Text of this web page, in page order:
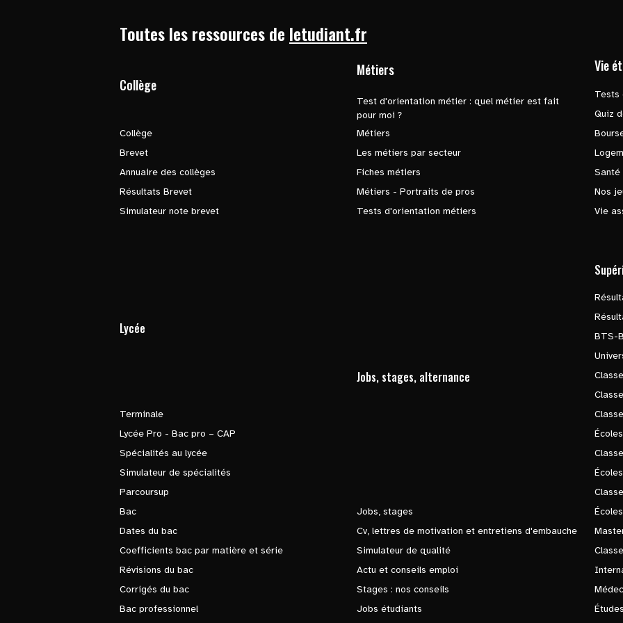
Toutes les ressources de letudiant.fr
Collège
Collège
Brevet
Annuaire des collèges
Résultats Brevet
Simulateur note brevet
Métiers
Test d'orientation métier : quel métier est fait
pour moi ?
Métiers
Les métiers par secteur
Fiches métiers
Métiers - Portraits de pros
Tests d'orientation métiers
Vie
Tests
Quiz
Santé
Nos
Vie
Lycée
Terminale
Lycée Pro - Bac pro – CAP
Spécialités au lycée
Simulateur de spécialités
Parcoursup
Bac
Dates du bac
Coefficients bac par matière et série
Révisions du bac
Corrigés du bac
Bac professionnel
Jobs, stages, alternance
Jobs, stages
Cv, lettres de motivation et entretiens d'embauche
Simulateur de qualité
Actu et conseils emploi
Stages : nos conseils
Jobs étudiants
BTS-